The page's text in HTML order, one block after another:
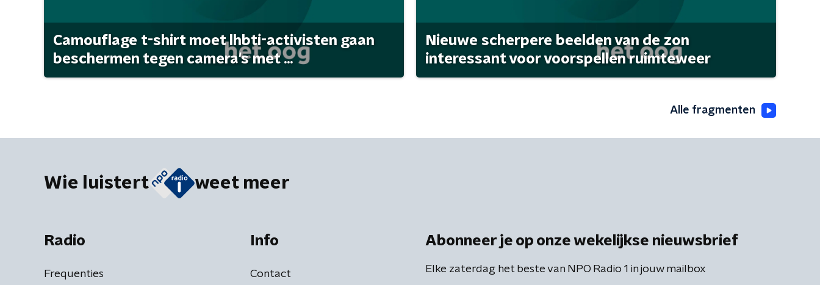
Camouflage t-shirt moet lhbti-activisten gaan
beschermen tegen camera's met ...
Nieuwe scherpere beelden van de zon
interessant voor voorspellen ruimteweer
Alle fragmenten
Wie luistert weet meer
Radio
Frequenties
Info
Contact
Abonneer je op onze wekelijkse nieuwsbrief
Elke zaterdag het beste van NPO Radio 1 in jouw mailbox